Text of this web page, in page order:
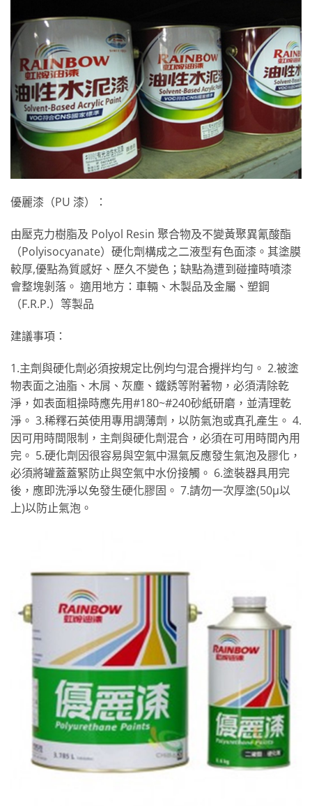
優麗漆（PU 漆）：
由壓克力樹脂及 Polyol Resin 聚合物及不變黃聚異氰酸酯
（Polyisocyanate）硬化劑構成之二液型有色面漆。其塗膜
較厚,優點為質感好、歷久不變色；缺點為遭到碰撞時噴漆
會整塊剝落。 適用地方：車輛、木製品及金屬、塑鋼
（F.R.P.）等製品
建議事項：
1.主劑與硬化劑必須按規定比例均勻混合攪拌均勻。 2.被塗
物表面之油脂、木屑、灰塵、鐵銹等附著物，必須清除乾
淨，如表面粗操時應先用#180~#240砂紙研磨，並清理乾
淨。 3.稀釋石英使用專用調薄劑，以防氣泡或真孔產生。 4.
因可用時間限制，主劑與硬化劑混合，必須在可用時間內用
完。 5.硬化劑因很容易與空氣中濕氣反應發生氣泡及膠化，
必須將罐蓋蓋緊防止與空氣中水份接觸。 6.塗裝器具用完
後，應即洗淨以免發生硬化膠固。 7.請勿一次厚塗(50μ以
上)以防止氣泡。